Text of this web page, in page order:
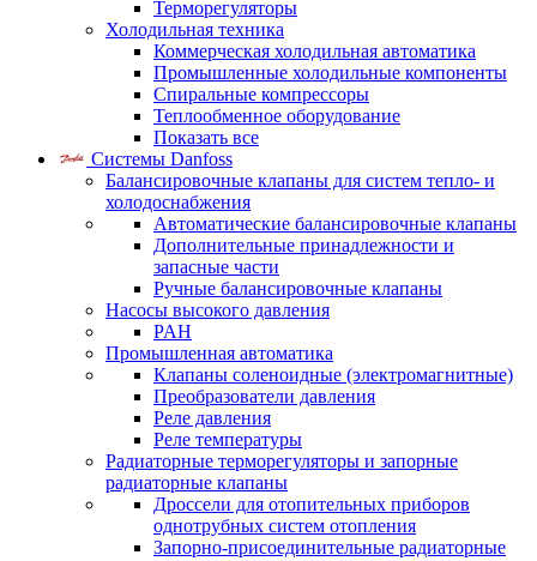
Терморегуляторы
Холодильная техника
Коммерческая холодильная автоматика
Промышленные холодильные компоненты
Спиральные компрессоры
Теплообменное оборудование
Показать все
Системы Danfoss
Балансировочные клапаны для систем тепло- и
холодоснабжения
Автоматические балансировочные клапаны
Дополнительные принадлежности и
запасные части
Ручные балансировочные клапаны
Насосы высокого давления
PAH
Промышленная автоматика
Клапаны соленоидные (электромагнитные)
Преобразователи давления
Реле давления
Реле температуры
Радиаторные терморегуляторы и запорные
радиаторные клапаны
Дроссели для отопительных приборов
однотрубных систем отопления
Запорно-присоединительные радиаторные